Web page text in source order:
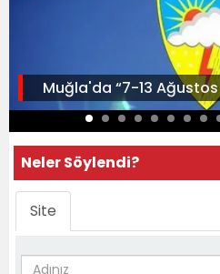
Muğla'da “7-13
Neler Söylendi?
Site